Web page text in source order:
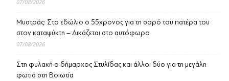
07/08/2026
Μυστράς: Στο εδώλιο ο 55χρονος για τη σορό του πατέρα του
στον καταψύκτη – Δικάζεται στο αυτόφωρο
07/08/2026
Στη φυλακή ο δήμαρχος Στυλίδας και άλλοι δύο για τη μεγάλη
φωτιά στη Βοιωτία